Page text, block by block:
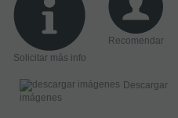
Solicitar más info
Recomendar
Descargar
imágenes